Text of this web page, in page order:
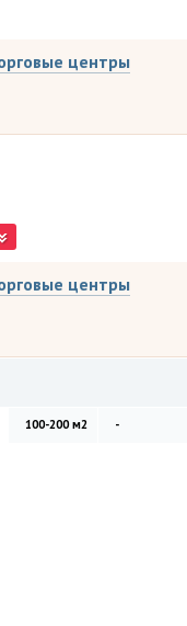
центры
центры
100-200 м2 -